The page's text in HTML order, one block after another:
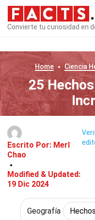
Convierte tu curiosidad en
Home Ciencia
25
Escrito Por: Merl
Chao
Modified & Updated:
19 Dic 2024
Geografía Hechos